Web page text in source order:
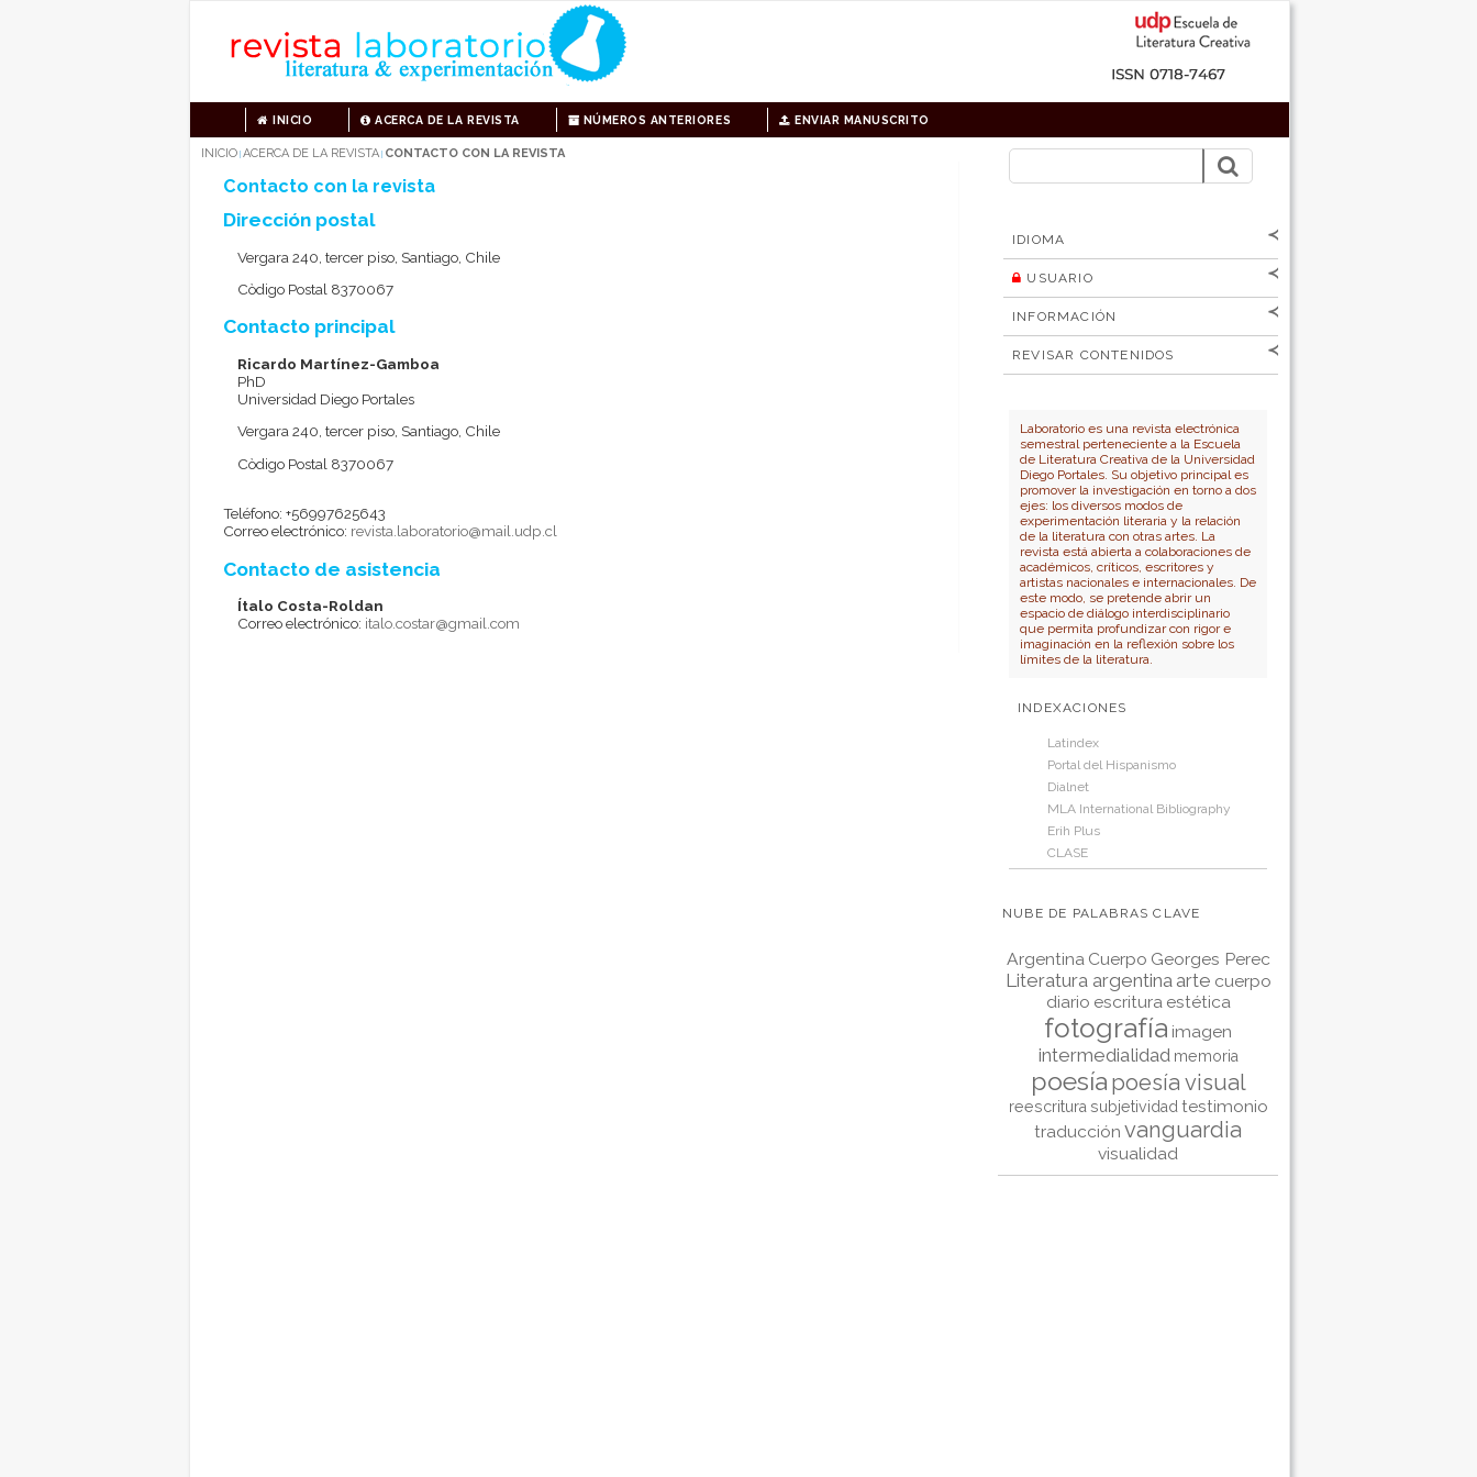
INICIO ACERCA DE LA REVISTA NÚMEROS ANTERIORES ENVIAR MANUSCRITO
IDIOMA
[Español
USUARIO
Nombre de
usuario
Contraseña
INFORMACIÓN
Para lectores/as
Para autores
REVISAR CONTENIDOS
Autor
Título
Laboratorio es una revista electrónica
semestral perteneciente a la Escuela
de Literatura Creativa de la Universidad
Diego Portales. Su objetivo principal es
promover la investigación en torno a dos
ejes: los diversos modos de
experimentación literaria y la relación
de la literatura con otras artes. La
revista está abierta a colaboraciones de
académicos, críticos, escritores y
artistas nacionales e internacionales. De
este modo, se pretende abrir un
espacio de diálogo interdisciplinario
que permita profundizar con rigor e
imaginación en la reflexión sobre los
límites de la literatura.
INDEXACIONES
Latindex
Portal del Hispanismo
Dialnet
MLA International Bibliography
Erih Plus
CLASE
NUBE DE PALABRAS CLAVE
Argentina Cuerpo Georges Perec
Literatura argentina arte cuerpo
diario escritura estética
fotografía imagen
intermedialidad memoria
poesía poesía visual
reescritura subjetividad testimonio
traducción vanguardia
visualidad
INICIO | ACERCA DE LA REVISTA | CONTACTO CON LA REVISTA
Contacto con la revista
Dirección postal
Vergara 240, tercer piso, Santiago, Chile
Còdigo Postal 8370067
Contacto principal
Ricardo Martínez-Gamboa
PhD
Universidad Diego Portales
Vergara 240, tercer piso, Santiago, Chile
Còdigo Postal 8370067
Teléfono: +56997625643
Correo electrónico: revista.laboratorio@mail.udp.cl
Contacto de asistencia
Ítalo Costa-Roldan
Correo electrónico: italo.costar@gmail.com